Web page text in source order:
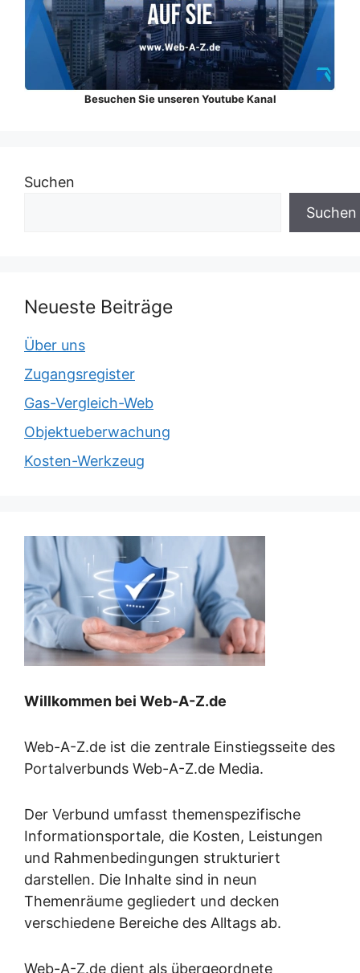
Besuchen Sie unseren Youtube Kanal
Suchen
Suchen
Neueste Beiträge
Über uns
Zugangsregister
Gas-Vergleich-Web
Objektueberwachung
Kosten-Werkzeug
Willkommen bei Web-A-Z.de
Web-A-Z.de ist die zentrale Einstiegsseite des
Portalverbunds Web-A-Z.de Media.
Der Verbund umfasst themenspezifische
Informationsportale, die Kosten, Leistungen
und Rahmenbedingungen strukturiert
darstellen. Die Inhalte sind in neun
Themenräume gegliedert und decken
verschiedene Bereiche des Alltags ab.
Web-A-Z.de dient als übergeordnete